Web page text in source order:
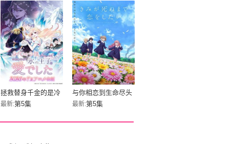
拯救替身千金的是冷
酷无情冰之王子的爱
最新:第5集
与你相恋到生命尽头
最新:第5集